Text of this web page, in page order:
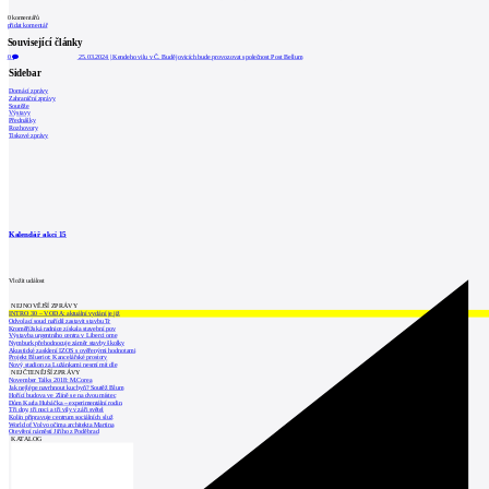
0komentářů
přidat komentář
Související články
0 25.03.2024 |Kendeho vilu v Č. Budějovicích bude provozovat společnost Post Bellum
Sidebar
Domácí zprávy
Zahraniční zprávy
Soutěže
Výstavy
Přednášky
Rozhovory
Tiskové zprávy
Kalendář akcí 15
Vložit událost
NEJNOVĚJŠÍ ZPRÁVY
INTRO 30 – VODA: aktuální vydání je již
Odvolací soud nařídil zastavit stavbu Tr
Kroměřížská radnice získala stavební pov
Výstavba urgentního centra v Liberci ome
Nymburk přehodnocuje záměr stavby školky
Akustické zasklení IZOS s ověřenými hodnotami
Projekt Blueriot: Kancelářské prostory
Nový stadion za Lužánkami nesmí mít dle
NEJČTENĚJŠÍ ZPRÁVY
November Talks 2018: M.Corea
Jak nejlépe navrhnout kuchyň? Soutěž Blum
Hořící budova ve Zlíně se na dvou místec
Dům Karla Hubáčka – experimentální rodin
Tři dny, tři noci a tři vily v záři světel
Kolín připravuje centrum sociálních služ
World of Volvo očima architekta Martina
Otevření náměstí Jiřího z Poděbrad
KATALOG